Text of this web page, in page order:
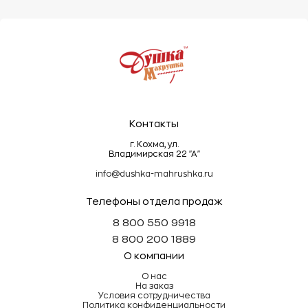
Контакты
г. Кохма, ул.
Владимирская 22 "А"
info@dushka-mahrushka.ru
Телефоны отдела продаж
8 800 550 9918
8 800 200 1889
О компании
О нас
На заказ
Условия сотрудничества
Политика конфиденциальности